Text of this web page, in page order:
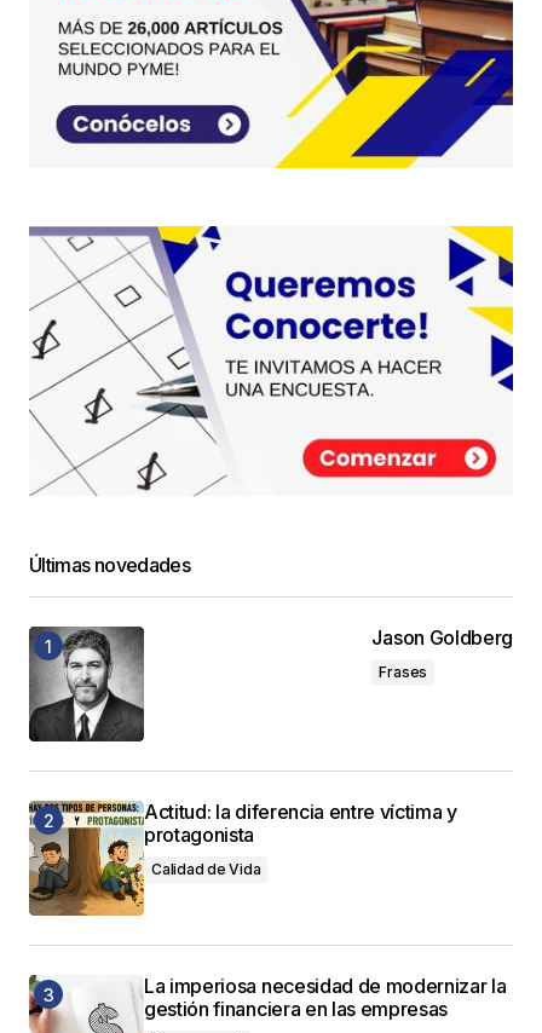
Últimas novedades
Jason Goldberg
Frases
Actitud: la diferencia entre víctima y
protagonista
Calidad de Vida
La imperiosa necesidad de modernizar la
gestión financiera en las empresas